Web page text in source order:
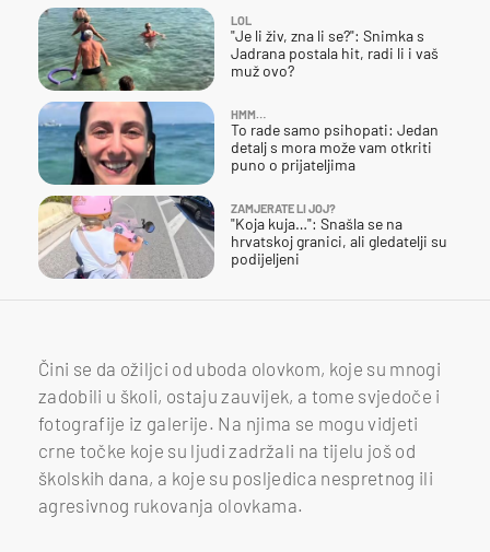
LOL
"Je li živ, zna li se?": Snimka s
Jadrana postala hit, radi li i vaš
muž ovo?
HMM…
To rade samo psihopati: Jedan
detalj s mora može vam otkriti
puno o prijateljima
ZAMJERATE LI JOJ?
"Koja kuja…": Snašla se na
hrvatskoj granici, ali gledatelji su
podijeljeni
Čini se da ožiljci od uboda olovkom, koje su mnogi
zadobili u školi, ostaju zauvijek, a tome svjedoče i
fotografije iz galerije. Na njima se mogu vidjeti
crne točke koje su ljudi zadržali na tijelu još od
školskih dana, a koje su posljedica nespretnog ili
agresivnog rukovanja olovkama.